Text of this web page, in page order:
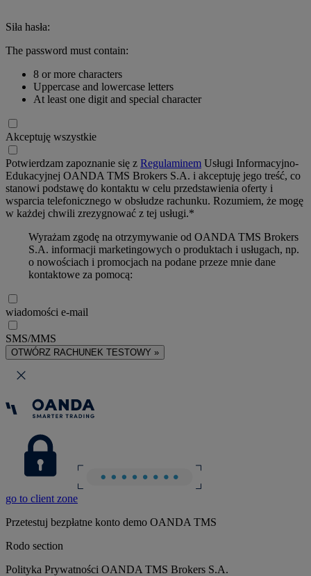
Siła hasła:
The password must contain:
8 or more characters
Uppercase and lowercase letters
At least one digit and special character
Akceptuję wszystkie
Potwierdzam zapoznanie się z Regulaminem Usługi Informacyjno-
Edukacyjnej OANDA TMS Brokers S.A. i akceptuję jego treść, co
stanowi podstawę do kontaktu w celu przedstawienia oferty i
wsparcia telefonicznego w obsłudze rachunku. Rozumiem, że mogę
w każdej chwili zrezygnować z tej usługi.*
Wyrażam zgodę na otrzymywanie od OANDA TMS Brokers
S.A. informacji marketingowych o produktach i usługach, np.
o nowościach i promocjach na podane przeze mnie dane
kontaktowe za pomocą:
wiadomości e-mail
SMS/MMS
OTWÓRZ RACHUNEK TESTOWY »
go to client zone
Przetestuj bezpłatne konto demo OANDA TMS
Rodo section
Polityka Prywatności OANDA TMS Brokers S.A.